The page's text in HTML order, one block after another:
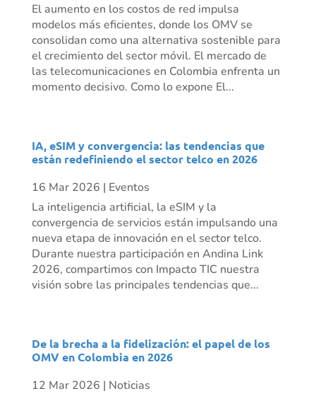
El aumento en los costos de red impulsa
modelos más eficientes, donde los OMV se
consolidan como una alternativa sostenible para
el crecimiento del sector móvil. El mercado de
las telecomunicaciones en Colombia enfrenta un
momento decisivo. Como lo expone El...
IA, eSIM y convergencia: las tendencias que
están redefiniendo el sector telco en 2026
16 Mar 2026 | Eventos
La inteligencia artificial, la eSIM y la
convergencia de servicios están impulsando una
nueva etapa de innovación en el sector telco.
Durante nuestra participación en Andina Link
2026, compartimos con Impacto TIC nuestra
visión sobre las principales tendencias que...
De la brecha a la fidelización: el papel de los
OMV en Colombia en 2026
12 Mar 2026 | Noticias